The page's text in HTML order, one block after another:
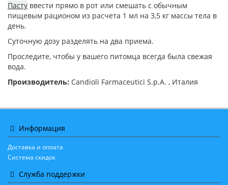
Пасту ввести прямо в рот или смешать с обычным
пищевым рационом из расчета 1 мл на 3,5 кг массы тела в
день.
Суточную дозу разделять на два приема.
Проследите, чтобы у вашего питомца всегда была свежая
вода.
Производитель: Candioli Farmaceutici S.p.A. , Италия
Информация
Доставка и оплата
Система скидок
Служба поддержки